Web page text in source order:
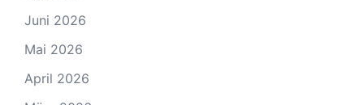
Juni 2026
Mai 2026
April 2026